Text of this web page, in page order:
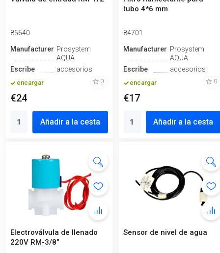
85640
ManufactureroProsystem
AQUA
Escribe
accesorios
encargar 0
€24
Añadir a la cesta
tubo 4*6 mm
84701
ManufactureroProsystem
AQUA
Escribe
accesorios
encargar 0
€17
Añadir a la cesta
Electroválvula de llenado
220V RM-3/8"
Sensor de nivel de agua